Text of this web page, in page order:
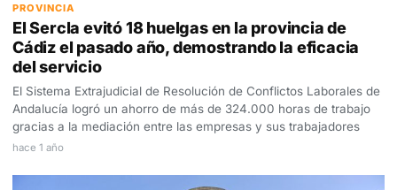
PROVINCIA
El Sercla evitó 18 huelgas en la provincia de
Cádiz el pasado año, demostrando la eficacia
del servicio
El Sistema Extrajudicial de Resolución de Conflictos Laborales de
Andalucía logró un ahorro de más de 324.000 horas de trabajo
gracias a la mediación entre las empresas y sus trabajadores
hace 1 año